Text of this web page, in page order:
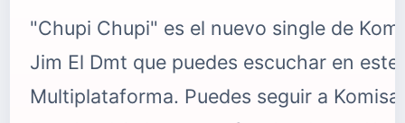
"Chupi Chupi" es el nuevo single de
Jim El Dmt que puedes escuchar en este
Multiplataforma. Puedes seguir a